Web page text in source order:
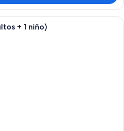
Habitación de hotel con dos camas,
+ 1 niño)